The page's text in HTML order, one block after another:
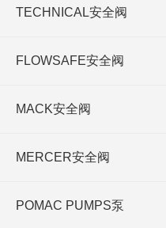
TECHNICAL安全阀
FLOWSAFE安全阀
MACK安全阀
MERCER安全阀
POMAC PUMPS泵